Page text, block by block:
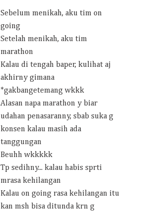
Sebelum menikah, aku tim on
going
Setelah menikah, aku tim
marathon
Kalau di tengah baper, kulihat aj
akhirny gimana
*gakbangetemang wkkk
Alasan napa marathon y biar
udahan penasaranny, sbab suka g
konsen kalau masih ada
tanggungan
Beuhh wkkkkk
Tp sedihny... kalau habis sprti
mrasa kehilangan
Kalau on going rasa kehilangan itu
kan msh bisa ditunda krn g